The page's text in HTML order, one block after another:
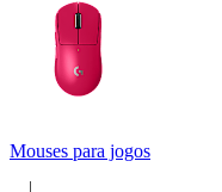
Mouses para jogos